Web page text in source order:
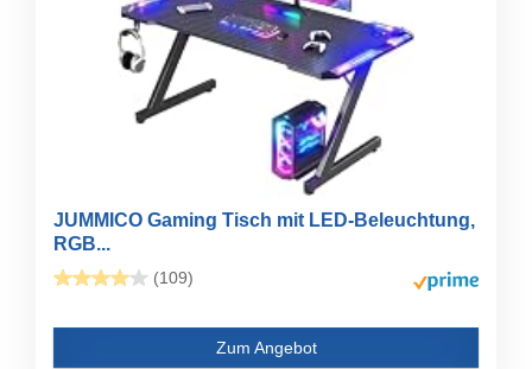
JUMMICO Gaming Tisch mit LED-Beleuchtung,
RGB...
(109)
Zum Angebot